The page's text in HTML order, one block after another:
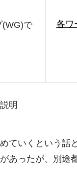
で
各ワ
明
ていくという
あったが、別